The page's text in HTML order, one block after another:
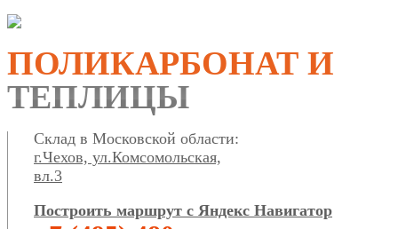
ПОЛИКАРБОНАТ И
ТЕПЛИЦЫ
Склад в Московской области:
г.Чехов, ул.Комсомольская,
вл.3
Построить маршрут с Яндекс Навигатор